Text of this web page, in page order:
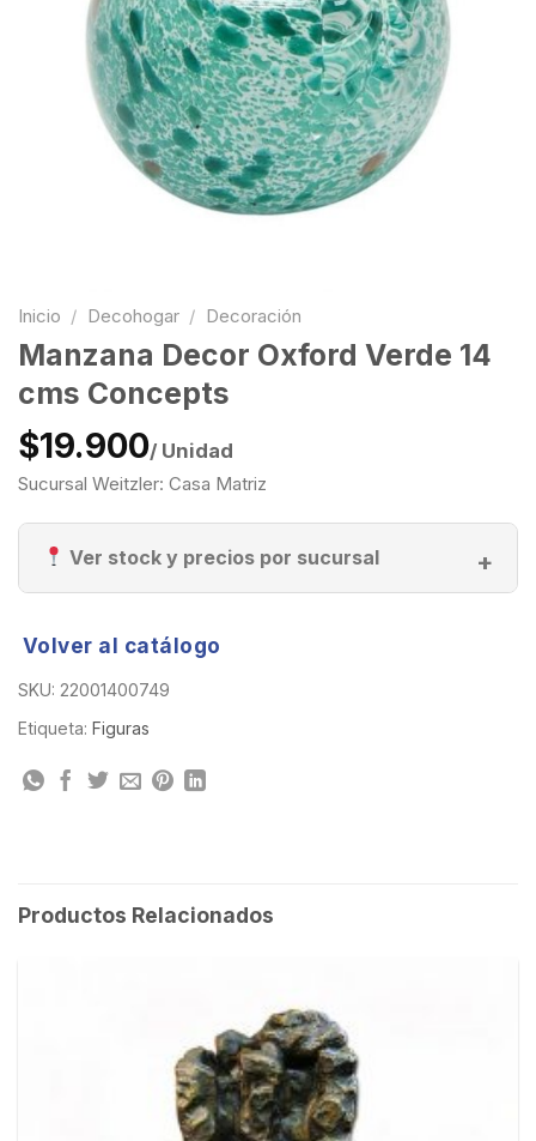
Inicio / Decohogar / Decoración
Manzana Decor Oxford Verde 14
cms Concepts
$19.900/ Unidad
Sucursal Weitzler: Casa Matriz
Ver stock y precios por sucursal
Volver al catálogo
SKU: 22001400749
Etiqueta: Figuras
Productos Relacionados